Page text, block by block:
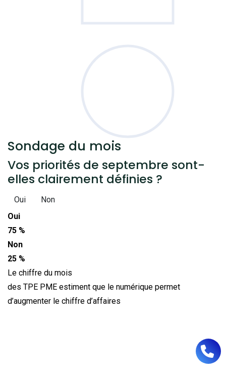
Sondage du mois
Vos priorités de septembre sont-
elles clairement définies ?
Oui
Non
Oui
75 %
Non
25 %
Le chiffre du mois
des TPE PME estiment que le numérique permet
d’augmenter le chiffre d’affaires